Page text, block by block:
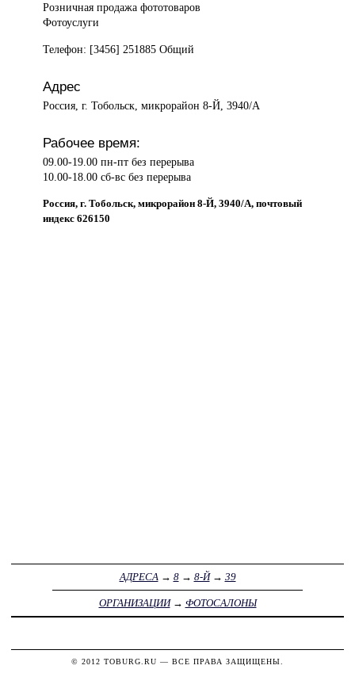
Розничная продажафототоваров
Фотоуслуги
Телефон: [3456] 251885 Общий
Адрес
Россия, г. Тобольск, микрорайон 8-Й, 3940/А
Рабочее время:
09.00-19.00 пн-пт без перерыва
10.00-18.00 сб-вс без перерыва
Россия, г. Тобольск, микрорайон 8-Й, 3940/А, почтовый
индекс 626150
АДРЕСА→ 8→ 8-Й→ 39
ОРГАНИЗАЦИИ→ ФОТОСАЛОНЫ
© 2012 TOBURG.RU — ВСЕ ПРАВА ЗАЩИЩЕНЫ.